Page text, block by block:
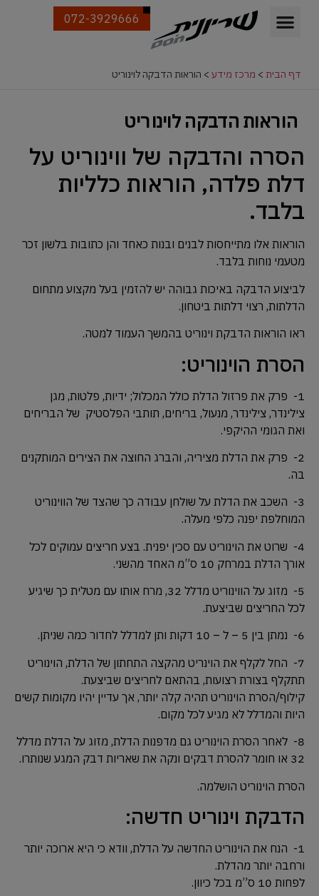
072-3929666
דף הבית > מרכז מידע > הוראות הדבקה לוינוריט
הוראות הדבקה לוינוריט
הסרה והדבקה של ווינוריט על
דלת פלדה, הוראות כלליות
בלבד.
הוראות אלו מתייחסות לבנים ובנות כאחד והן כתובות בלשון זכר
מטעמי נוחות בלבד.
לביצוע הדבקה באיכות גבוהה יש להזמין בעל מקצוע מתחום
הדלתות, רצוי דלתות ביטחון.
ראו הוראות הדבקת וינוריט בהמשך העמוד למטה.
הסרת הוינוריט:
1- פרק את פרזול הדלת כולל המכלול; ידיות, פלטות, מגן
צילינדר, צילינדר, מנעול, בריחים, תותבי הפלסטיק של הבריחים
ואת הגומי ההיקפי.
2- פרק את הדלת מציריה, והברג החוצה את הצירים המותקנים
בה.
3- השכב את הדלת על שולחן עבודה כך שהצד של הווינוריט
המוחלפת יפנה כלפי מעלה.
4- שרוט את הוינוריט עם סכין יפנית. בצע חריצים עמוקים לכל
אורך הדלת במרחק 10 ס”מ האחד מהשני.
5- מזוג על הווינוריט מדלל 32, מרח אותו עם מטלית כך שיגיע
לכל החריצים שביצעת.
6- נמתן בין 5 – ל – 10 דקות ותן למדלל לחדור כמה שניתן.
7- החל לקלף את הוינריט מהקצה התחתון של הדלת, הוינוריט
תתקלף בצורת רצועות, בהתאם לחריצים שביצעת.
קילוף/הסרת הוינוריט תהיה קלה יותר, אך עדיין יהיו מקומות קשים
היות והמדלל לא מגיע לכל מקום.
8- לאחר הסרת הוינוריט גם מדפנות הדלת, מזוג על הדלת מדלל
32 או חומר להסרת דבקים ונקה את שאריות דבק המגע שנותרו.
הסרת הוינוריט הושלמה.
הדבקת וינוריט חדשה:
1- הנח את הוינוריט החדשה על הדלת, וודא כי היא ארוכה יותר
ורחבה יותר מהדלת.
לפחות 10 ס”מ בכל כיוון.